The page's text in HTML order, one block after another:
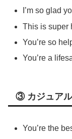
I’m so glad
This is super
You’re so
You’re a
③ カジュアル
You’re the